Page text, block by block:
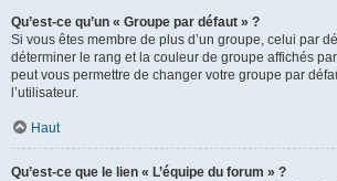
Qu’est-ce qu’un « Groupe par défaut » ?
Si vous êtes membre de plus d’un groupe, celui par
déterminer le rang et la couleur de groupe affichés
peut vous permettre de changer votre groupe par
l’utilisateur.
Haut
Qu’est-ce que le lien « L’équipe du forum » ?